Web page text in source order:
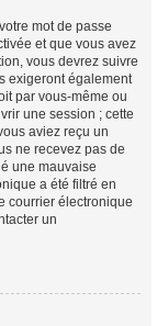
mot de passe
et que vous avez
vous devrez suivre
exigeront également
par vous-même ou
une session ; cette
aviez reçu un
ne recevez pas de
une mauvaise
a été filtré en
courrier électronique
un